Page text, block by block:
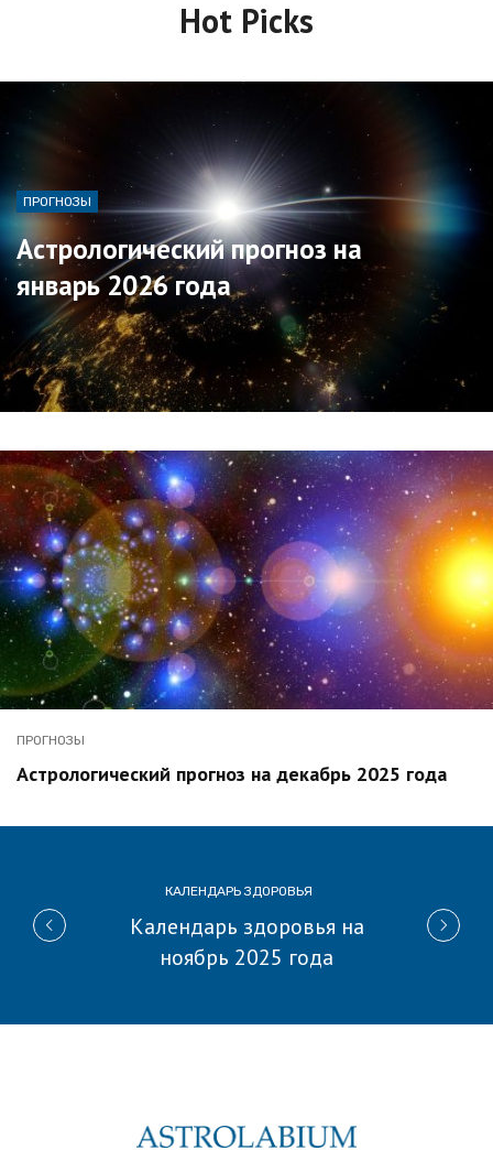
Hot Picks
ПРОГНОЗЫ
Астрологический прогноз на
январь 2026 года
ПРОГНОЗЫ
Астрологический прогноз на декабрь 2025 года
КАЛЕНДАРЬ ЗДОРОВЬЯ
Календарь здоровья на
ноябрь 2025 года